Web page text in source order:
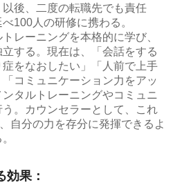
後、二度の転職先でも責任
100人の研修に携わる。
レーニングを本格的に学び、
する。現在は、「会話をする
をなおしたい」「人前で上手
コミュニケーション力をアッ
タルトレーニングやコミュニ
。カウンセラーとして、これ
自分の力を存分に発揮できるよ
効果：